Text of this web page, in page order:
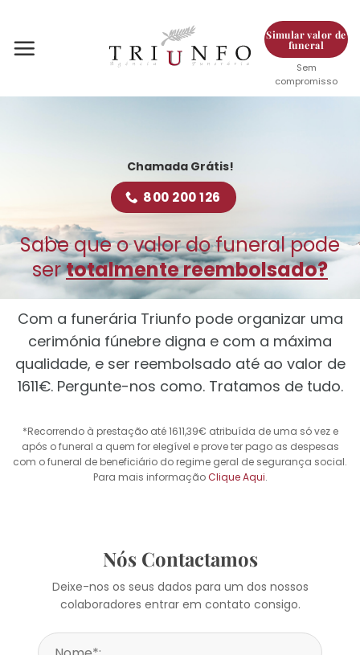
content
Simular valor de
funeral
Sem
compromisso
Chamada Grátis!
800 200 126
Sabe que o valor do funeral pode
sertotalmente reembolsado?
Com a funerária Triunfo pode organizar uma
cerimónia fúnebre digna e com a máxima
qualidade, e ser reembolsado até ao valor de
1611€. Pergunte-nos como. Tratamos de tudo.
*Recorrendo à prestação até 1611,39€ atribuída de uma só vez e
após o funeral a quem for elegível e prove ter pago as despesas
com o funeral de beneficiário do regime geral de segurança social.
Para mais informaçãoClique Aqui.
Nós Contactamos
Deixe-nos os seus dados para um dos nossos
colaboradores entrar em contato consigo.